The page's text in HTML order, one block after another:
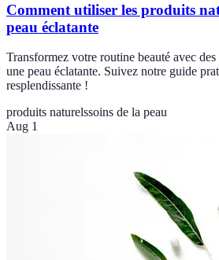
Comment utiliser les produits
peau éclatante
Transformez votre routine beauté avec
une peau éclatante. Suivez notre guide
resplendissante !
produits naturelssoins de la peau
Aug 1